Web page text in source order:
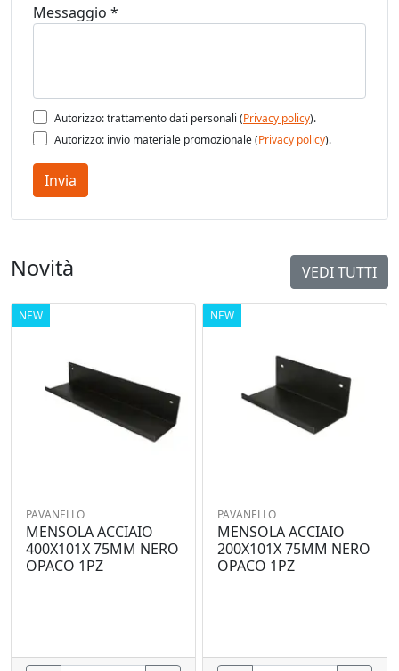
Messaggio *
Autorizzo: trattamento dati personali (Privacy policy).
Autorizzo: invio materiale promozionale (Privacy policy).
Invia
Novità VEDI TUTTI
NEW
PAVANELLO
MENSOLA ACCIAIO
400X101X 75MM NERO
OPACO 1PZ
NEW
PAVANELLO
MENSOLA ACCIAIO
200X101X 75MM NERO
OPACO 1PZ